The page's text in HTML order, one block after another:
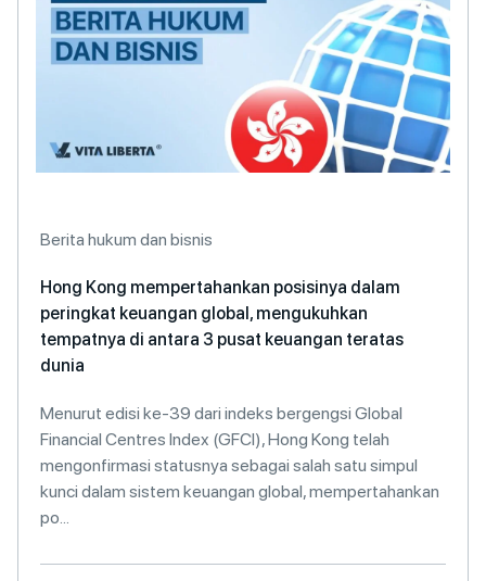
Berita hukum dan bisnis
Hong Kong mempertahankan posisinya dalam
peringkat keuangan global, mengukuhkan
tempatnya di antara 3 pusat keuangan teratas
dunia
Menurut edisi ke-39 dari indeks bergengsi Global
Financial Centres Index (GFCI), Hong Kong telah
mengonfirmasi statusnya sebagai salah satu simpul
kunci dalam sistem keuangan global, mempertahankan
po...